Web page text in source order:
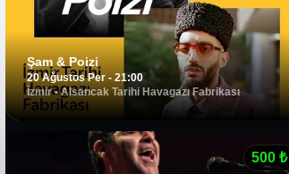
Şam & Poizi
20 Ağustos Per - 21:00
İzmir•Alsancak Tarihi Havagazı Fabrikası
500 ₺